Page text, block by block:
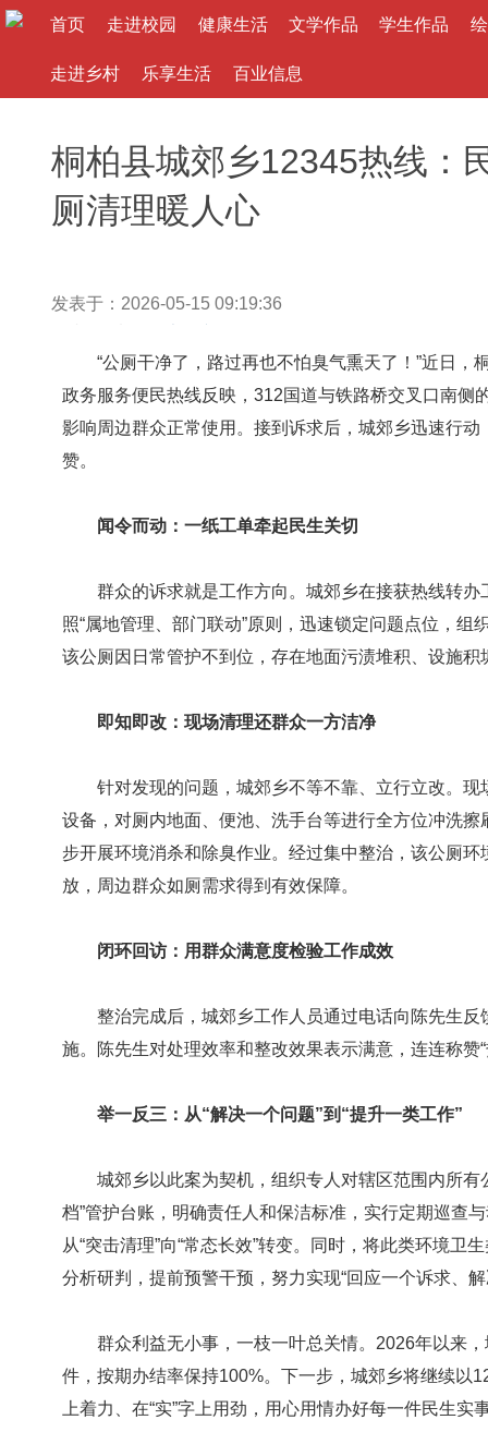
首页 走进校园 健康生活 文学作品 学生作品
走进乡村 乐享生活 百业信息
桐柏县城郊乡12345热线：
厕清理暖人心
发表于：2026-05-15 09:19:36
“公厕干净了，路过再也不怕臭气熏天了！”近日，
政务服务便民热线反映，312国道与铁路桥交叉口南侧
影响周边群众正常使用。接到诉求后，城郊乡迅速行
赞。
闻令而动：一纸工单牵起民生关切
群众的诉求就是工作方向。城郊乡在接获热线转办
照“属地管理、部门联动”原则，迅速锁定问题点位，组
该公厕因日常管护不到位，存在地面污渍堆积、设施
即知即改：现场清理还群众一方洁净
针对发现的问题，城郊乡不等不靠、立行立改。现
设备，对厕内地面、便池、洗手台等进行全方位冲洗
步开展环境消杀和除臭作业。经过集中整治，该公厕
放，周边群众如厕需求得到有效保障。
闭环回访：用群众满意度检验工作成效
整治完成后，城郊乡工作人员通过电话向陈先生反
施。陈先生对处理效率和整改效果表示满意，连连称赞
举一反三：从“解决一个问题”到“提升一类工作”
城郊乡以此案为契机，组织专人对辖区范围内所有
档”管护台账，明确责任人和保洁标准，实行定期巡查
从“突击清理”向“常态长效”转变。同时，将此类环境卫
分析研判，提前预警干预，努力实现“回应一个诉求、
群众利益无小事，一枝一叶总关情。2026年以来，
件，按期办结率保持100%。下一步，城郊乡将继续以
上着力、在“实”字上用劲，用心用情办好每一件民生实